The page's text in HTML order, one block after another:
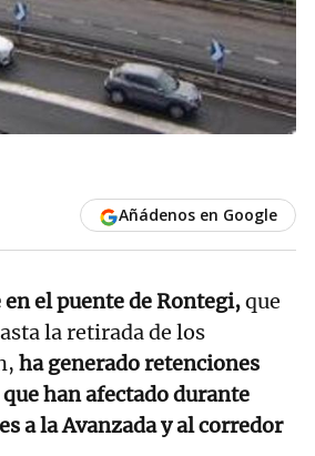
Añádenos en Google
el puente de Rontegi,que
la retirada de los
ha generado retenciones
han afectado durante
a la Avanzada y al corredor